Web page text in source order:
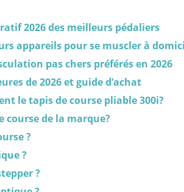
2026 des meilleurs pédaliers
appareils pour se muscler à
pas chers préférés en 2026
de 2026 et guide d’achat
le tapis de course pliable 300i?
course de la marque?
?
?
?